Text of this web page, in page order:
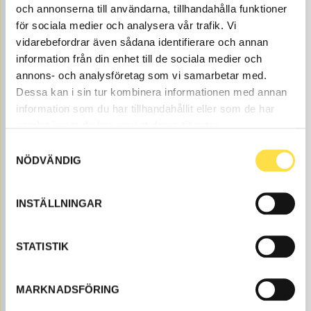
och annonserna till användarna, tillhandahålla funktioner
för sociala medier och analysera vår trafik. Vi
vidarebefordrar även sådana identifierare och annan
information från din enhet till de sociala medier och
annons- och analysföretag som vi samarbetar med.
Dessa kan i sin tur kombinera informationen med annan
information som du har tillhandahållit eller som de har
NÖDVÄNDIG
INSTÄLLNINGAR
STATISTIK
MARKNADSFÖRING
Åtgår4
Pris exkl.
302.00
ÅTGÅR
KÖP
SIDOBLINKLYKTA
Åtgår2
226.00 KÖP